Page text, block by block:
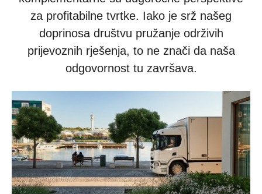
za profitabilne tvrtke. Iako je srž našeg
doprinosa društvu pružanje održivih
prijevoznih rješenja, to ne znači da naša
odgovornost tu završava.